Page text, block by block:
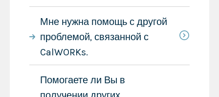
Мне нужна помощь с другой
проблемой, связанной с
CalWORKs.
Помогаете ли Вы в